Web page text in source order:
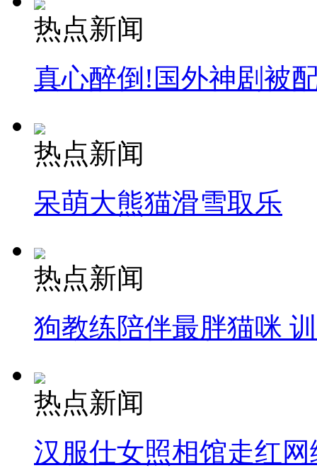
热点新闻
真心醉倒!国外神剧被
热点新闻
呆萌大熊猫滑雪取乐
热点新闻
狗教练陪伴最胖猫咪
热点新闻
汉服仕女照相馆走红网